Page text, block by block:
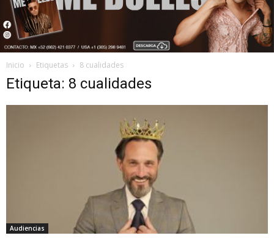
Inicio Etiquetas 8 cualidades
Etiqueta: 8 cualidades
Audiencias